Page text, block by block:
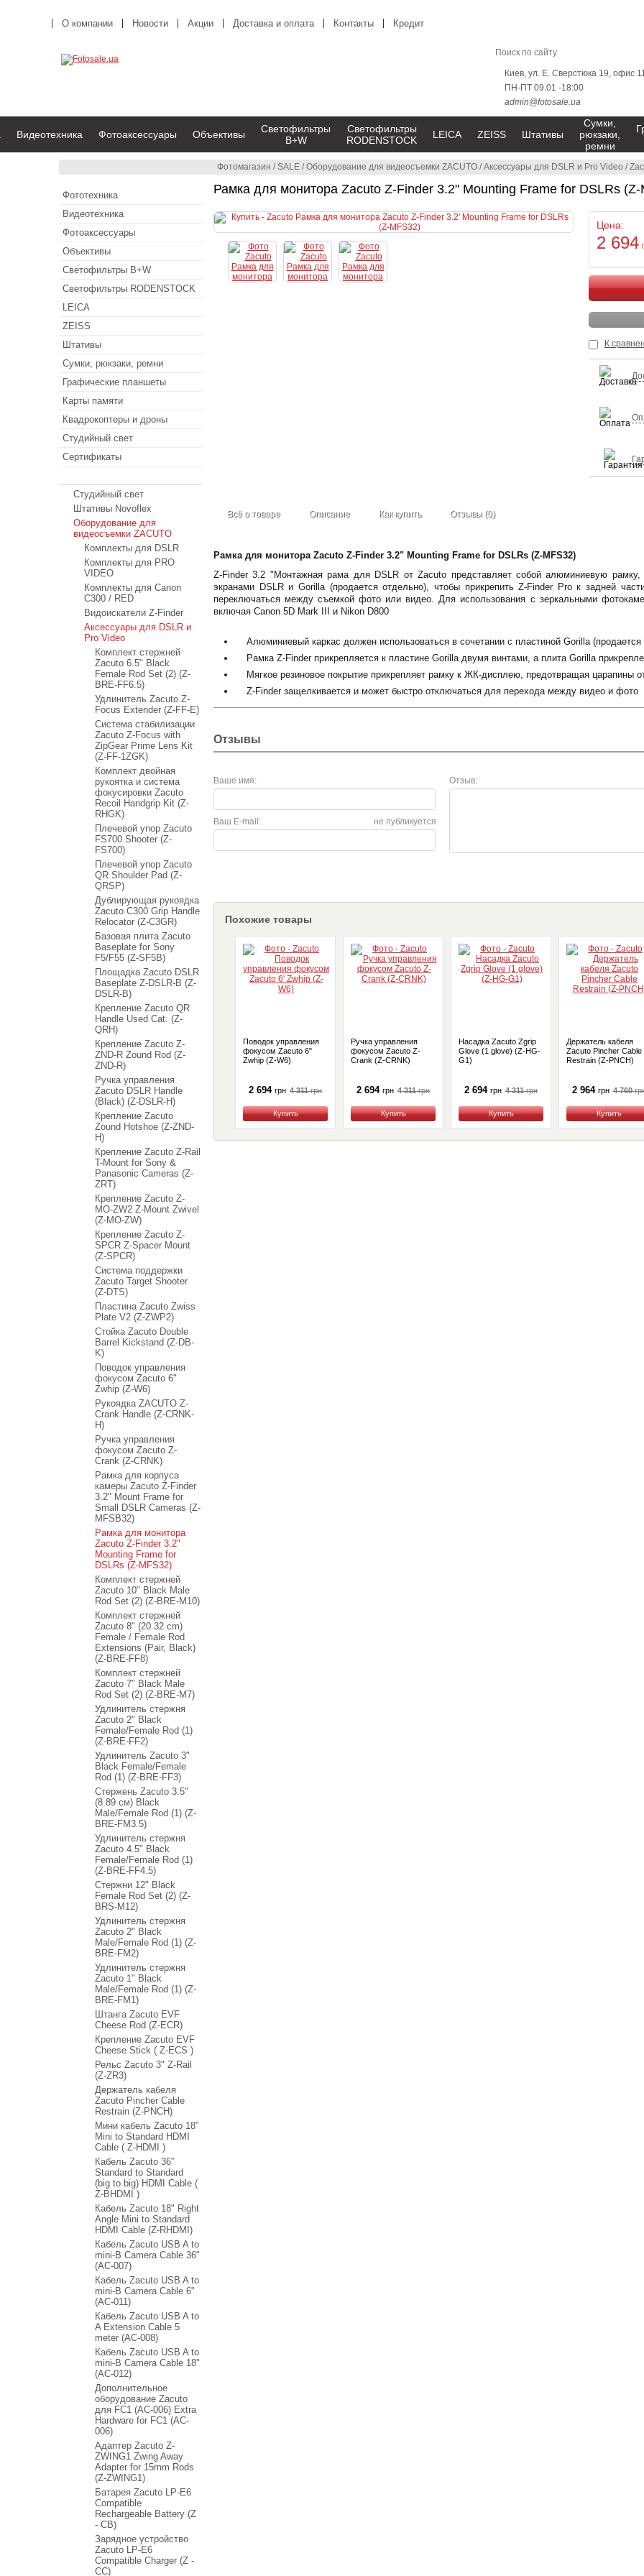
Фотомагазин /SALE /Оборудование для видеосъемки ZACUTO /Аксессуары для DSLR и Pro Video /
Рамка для монитора Zacuto Z-Finder 3.2" Mounting Frame for DSLRs (Z-
Цена:
2 694
К
Всё о товаре Описание Как купить Отзывы (0)
Рамка для монитора Zacuto Z-Finder 3.2" Mounting Frame for DSLRs (Z-MFS32)
Z-Finder 3.2 "Монтажная рама для DSLR от Zacuto представляет собой алюминиевую
экранами DSLR и Gorilla (продается отдельно), чтобы прикрепить Z-Finder Pro к задней
переключаться между съемкой фото или видео.Для использования с зеркальными
включая Canon 5D Mark III и Nikon D800
Алюминиевый каркас должен использоваться в сочетании с пластиной Gorilla (продается
Рамка Z-Finder прикрепляется к пластине Gorilla двумя винтами, а плита Gorilla
Мягкое резиновое покрытие прикрепляет рамку к ЖК-дисплею, предотвращая царапины
Z-Finder защелкивается и может быстро отключаться для перехода между видео и фото
Отзывы
Ваше имя: Отзыв:
не публикуется
Ваш E-mail:
Похожие товары
Поводок управления
фокусом Zacuto 6"
Zwhip (Z-W6)
2 694 грн 4 311грн
Купить
Ручка управления
фокусом Zacuto Z-
Crank (Z-CRNK)
2 694 грн 4 311грн
Купить
Насадка Zacuto Zgrip
Glove (1 glove) (Z-HG-
G1)
2 694 грн 4 311грн
Купить
Держатель кабеля
Zacuto Pincher Cable
Restrain (Z-PNCH)
2 964 грн 4 760
Купить
О компании Новости Акции Доставка и оплата Контакты Кредит
Киев, ул. Е. Сверстюка 19, офис
ПН-ПТ 09:01 -18:00
admin@fotosale.ua
Видеотехника Фотоаксессуары Объективы
Светофильтры
B+W
Светофильтры
RODENSTOCK
LEICA ZEISS Штативы
Сумки,
рюкзаки,
ремни
Фототехника
Видеотехника
Фотоаксессуары
Объективы
Светофильтры B+W
Светофильтры RODENSTOCK
LEICA
ZEISS
Штативы
Сумки, рюкзаки, ремни
Графические планшеты
Карты памяти
Квадрокоптеры и дроны
Студийный свет
Сертификаты
Студийный свет
Штативы Novoflex
Оборудование для
видеосъемки ZACUTO
Комплекты для DSLR
Комплекты для PRO
VIDEO
Комплекты для Canon
C300 / RED
Видоискатели Z-Finder
Аксессуары для DSLR и
Pro Video
Комплект стержней
Zacuto 6.5" Black
Female Rod Set (2) (Z-
BRE-FF6.5)
Удлинитель Zacuto Z-
Focus Extender (Z-FF-E)
Система стабилизации
Zacuto Z-Focus with
ZipGear Prime Lens Kit
(Z-FF-1ZGK)
Комплект двойная
рукоятка и система
фокусировки Zacuto
Recoil Handgrip Kit (Z-
RHGK)
Плечевой упор Zacuto
FS700 Shooter (Z-
FS700)
Плечевой упор Zacuto
QR Shoulder Pad (Z-
QRSP)
Дублирующая рукоядка
Zacuto C300 Grip Handle
Relocator (Z-C3GR)
Базовая плита Zacuto
Baseplate for Sony
F5/F55 (Z-SF5B)
Площадка Zacuto DSLR
Baseplate Z-DSLR-B (Z-
DSLR-B)
Крепление Zacuto QR
Handle Used Cat. (Z-
QRH)
Крепление Zacuto Z-
ZND-R Zound Rod (Z-
ZND-R)
Ручка управления
Zacuto DSLR Handle
(Black) (Z-DSLR-H)
Крепление Zacuto
Zound Hotshoe (Z-ZND-
H)
Крепление Zacuto Z-Rail
T-Mount for Sony &
Panasonic Cameras (Z-
ZRT)
Крепление Zacuto Z-
MO-ZW2 Z-Mount Zwivel
(Z-MO-ZW)
Крепление Zacuto Z-
SPCR Z-Spacer Mount
(Z-SPCR)
Система поддержки
Zacuto Target Shooter
(Z-DTS)
Пластина Zacuto Zwiss
Plate V2 (Z-ZWP2)
Стойка Zacuto Double
Barrel Kickstand (Z-DB-
K)
Поводок управления
фокусом Zacuto 6"
Zwhip (Z-W6)
Рукоядка ZACUTO Z-
Crank Handle (Z-CRNK-
H)
Ручка управления
фокусом Zacuto Z-
Crank (Z-CRNK)
Рамка для корпуса
камеры Zacuto Z-Finder
3.2" Mount Frame for
Small DSLR Cameras (Z-
MFSB32)
Рамка для монитора
Zacuto Z-Finder 3.2"
Mounting Frame for
DSLRs (Z-MFS32)
Комплект стержней
Zacuto 10" Black Male
Rod Set (2) (Z-BRE-M10)
Комплект стержней
Zacuto 8" (20.32 cm)
Female / Female Rod
Extensions (Pair, Black)
(Z-BRE-FF8)
Комплект стержней
Zacuto 7" Black Male
Rod Set (2) (Z-BRE-M7)
Удлинитель стержня
Zacuto 2" Black
Female/Female Rod (1)
(Z-BRE-FF2)
Удлинитель Zacuto 3"
Black Female/Female
Rod (1) (Z-BRE-FF3)
Стержень Zacuto 3.5"
(8.89 см) Black
Male/Female Rod (1) (Z-
BRE-FM3.5)
Удлинитель стержня
Zacuto 4.5" Black
Female/Female Rod (1)
(Z-BRE-FF4.5)
Стержни 12" Black
Female Rod Set (2) (Z-
BRS-M12)
Удлинитель стержня
Zacuto 2" Black
Male/Female Rod (1) (Z-
BRE-FM2)
Удлинитель стержня
Zacuto 1" Black
Male/Female Rod (1) (Z-
BRE-FM1)
Штанга Zacuto EVF
Cheese Rod (Z-ECR)
Крепление Zacuto EVF
Cheese Stick ( Z-ECS )
Рельс Zacuto 3" Z-Rail
(Z-ZR3)
Держатель кабеля
Zacuto Pincher Cable
Restrain (Z-PNCH)
Мини кабель Zacuto 18”
Mini to Standard HDMI
Cable ( Z-HDMI )
Кабель Zacuto 36”
Standard to Standard
(big to big) HDMI Cable (
Z-BHDMI )
Кабель Zacuto 18" Right
Angle Mini to Standard
HDMI Cable (Z-RHDMI)
Кабель Zacuto USB A to
mini-B Camera Cable 36"
(AC-007)
Кабель Zacuto USB A to
mini-B Camera Cable 6"
(AC-011)
Кабель Zacuto USB A to
A Extension Cable 5
meter (AC-008)
Кабель Zacuto USB A to
mini-B Camera Cable 18"
(AC-012)
Дополнительное
оборудование Zacuto
для FC1 (AC-006) Extra
Hardware for FC1 (AC-
006)
Адаптер Zacuto Z-
ZWING1 Zwing Away
Adapter for 15mm Rods
(Z-ZWING1)
Батарея Zacuto LP-E6
Compatible
Rechargeable Battery (Z
- CB)
Зарядное устройство
Zacuto LP-E6
Compatible Charger (Z -
CC)